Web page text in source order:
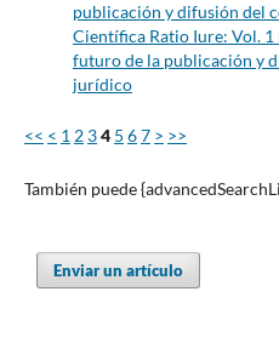
publicación y difusión del
Científica Ratio Iure: Vol. 1
futuro de la publicación y
jurídico
<< < 1 2 34 5 67 > >>
También puede
Enviar un artículo